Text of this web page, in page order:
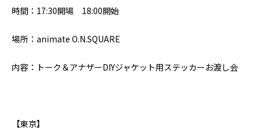
時間：17:30開場 18:00開始
場所：animate O.N.SQUARE
内容：トーク＆アナザーDIYジャケット用ステッカーお渡し会
【東京】